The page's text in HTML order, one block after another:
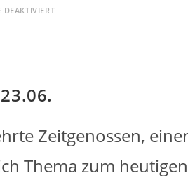
DEAKTIVIERTFÜR
Zeitgenossen,
Thema zum